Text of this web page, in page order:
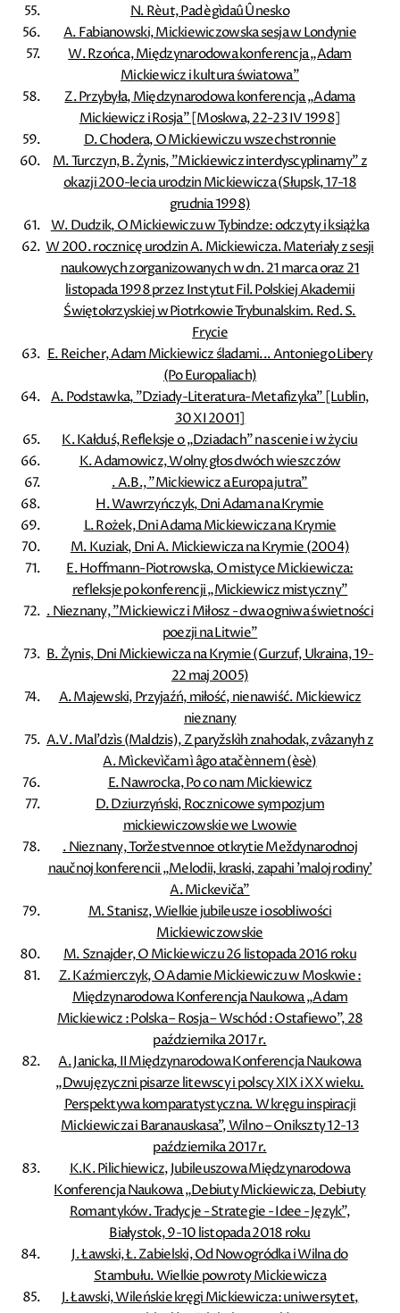
N. Rèut, Pad ègìdaû Ûnesko
A. Fabianowski, Mickiewiczowska sesja w Londynie
W. Rzońca, Międzynarodowa konferencja „Adam
Mickiewicz i kultura światowa”
Z. Przybyła, Międzynarodowa konferencja „Adama
Mickiewicz i Rosja” [Moskwa, 22-23 IV 1998]
D. Chodera, O Mickiewiczu wszechstronnie
M. Turczyn, B. Żynis, ”Mickiewicz interdyscyplinarny” z
okazji 200-lecia urodzin Mickiewicza (Słupsk, 17-18
grudnia 1998)
W. Dudzik, O Mickiewiczu w Tybindze: odczyty i książka
W 200. rocznicę urodzin A. Mickiewicza. Materiały z sesji
naukowych zorganizowanych w dn. 21 marca oraz 21
listopada 1998 przez Instytut Fil. Polskiej Akademii
Świętokrzyskiej w Piotrkowie Trybunalskim. Red. S.
Frycie
E. Reicher, Adam Mickiewicz śladami... Antoniego Libery
(Po Europaliach)
A. Podstawka, ”Dziady-Literatura-Metafizyka” [Lublin,
30 XI 2001]
K. Kałduś, Refleksje o „Dziadach” na scenie i w życiu
K. Adamowicz, Wolny głos dwóch wieszczów
. A.B., ”Mickiewicz a Europa jutra”
H. Wawrzyńczyk, Dni Adama na Krymie
L. Rożek, Dni Adama Mickiewicza na Krymie
M. Kuziak, Dni A. Mickiewicza na Krymie (2004)
E. Hoffmann-Piotrowska, O mistyce Mickiewicza:
refleksje po konferencji „Mickiewicz mistyczny”
. Nieznany, ”Mickiewicz i Miłosz - dwa ogniwa świetności
poezji na Litwie”
B. Żynis, Dni Mickiewicza na Krymie (Gurzuf, Ukraina, 19-
22 maj 2005)
A. Majewski, Przyjaźń, miłość, nienawiść. Mickiewicz
nieznany
A.V. Mal'dzìs (Maldzis), Z paryžskìh znahodak, zvâzanyh z
A. Mìckevìčam ì âgo atačènnem (èsè)
E. Nawrocka, Po co nam Mickiewicz
D. Dziurzyński, Rocznicowe sympozjum
mickiewiczowskie we Lwowie
. Nieznany, Toržestvennoe otkrytie Meždynarodnoj
naučnoj konferencii „Melodii, kraski, zapahi 'maloj rodiny'
A. Mickeviča”
M. Stanisz, Wielkie jubileusze i osobliwości
Mickiewiczowskie
M. Sznajder, O Mickiewiczu 26 listopada 2016 roku
Z. Kaźmierczyk, O Adamie Mickiewiczu w Moskwie :
Międzynarodowa Konferencja Naukowa „Adam
Mickiewicz : Polska – Rosja – Wschód : Ostafiewo”, 28
października 2017 r.
A. Janicka, II Międzynarodowa Konferencja Naukowa
„Dwujęzyczni pisarze litewscy i polscy XIX i XX wieku.
Perspektywa komparatystyczna. W kręgu inspiracji
Mickiewicza i Baranauskasa”, Wilno – Onikszty 12-13
października 2017 r.
K.K. Pilichiewicz, Jubileuszowa Międzynarodowa
Konferencja Naukowa „Debiuty Mickiewicza, Debiuty
Romantyków. Tradycje - Strategie - Idee - Język”,
Białystok, 9-10 listopada 2018 roku
J. Ławski, Ł. Zabielski, Od Nowogródka i Wilna do
Stambułu. Wielkie powroty Mickiewicza
J. Ławski, Wileńskie kręgi Mickiewicza: uniwersytet,